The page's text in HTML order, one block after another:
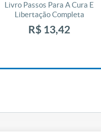
Livro Passos Para A Cura E
Libertação Completa
R$ 13,42